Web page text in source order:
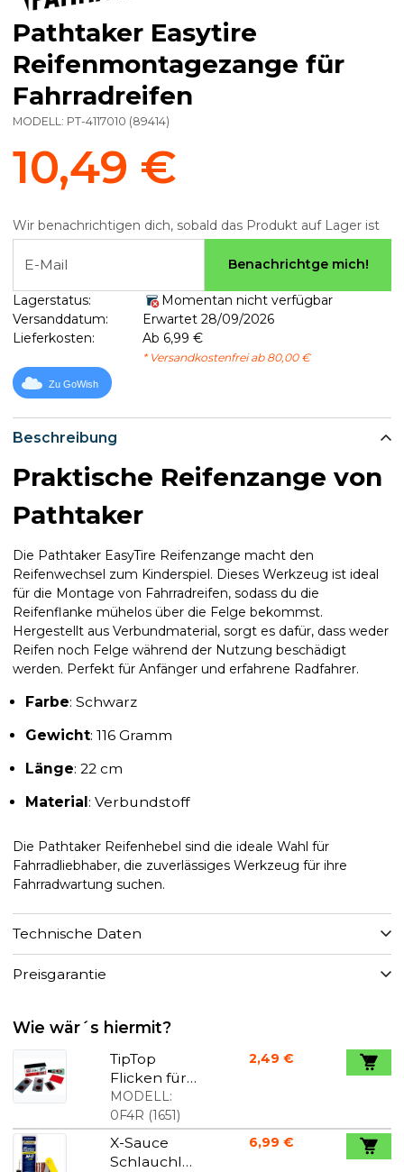
Beschreibung
Praktische Reifenzange von
Pathtaker
Die Pathtaker EasyTire Reifenzange macht den
Reifenwechsel zum Kinderspiel. Dieses Werkzeug ist ideal
für die Montage von Fahrradreifen, sodass du die
Reifenflanke mühelos über die Felge bekommst.
Hergestellt aus Verbundmaterial, sorgt es dafür, dass weder
Reifen noch Felge während der Nutzung beschädigt
werden. Perfekt für Anfänger und erfahrene Radfahrer.
Farbe: Schwarz
Gewicht: 116 Gramm
Länge: 22 cm
Material: Verbundstoff
Die Pathtaker Reifenhebel sind die ideale Wahl für
Fahrradliebhaber, die zuverlässiges Werkzeug für ihre
Fahrradwartung suchen.
Technische Daten
Preisgarantie
Pathtaker Easytire
Reifenmontagezange für
Fahrradreifen
MODELL: PT-4117010 (89414)
10,49 €
Wir benachrichtigen dich, sobald das Produkt auf Lager ist
E-Mail Benachrichtge mich!
Lagerstatus:
Momentan nicht verfügbar
Versanddatum:
Erwartet 28/09/2026
Lieferkosten:
Ab 6,99 €
* Versandkostenfrei ab 80,00 €
Zu GoWish
Wie wär´s hiermit?
TipTop
Flicken für
Schläuche
MODELL:
0F4R (1651)
2,49 €
X-Sauce
Schlauchlos
6,99 €